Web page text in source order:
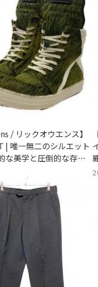
/ リックオウエンス】
| 唯一無二のシルエット
な美学と圧倒的な存在